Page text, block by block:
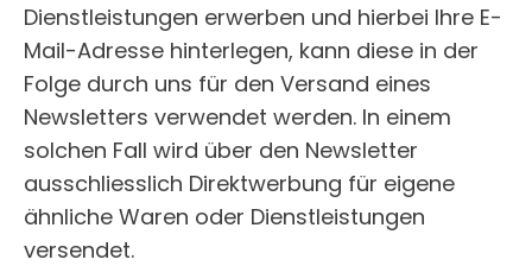
Dienstleistungen erwerben und hierbei Ihre E-
Mail-Adresse hinterlegen, kann diese in der
Folge durch uns für den Versand eines
Newsletters verwendet werden. In einem
solchen Fall wird über den Newsletter
ausschliesslich Direktwerbung für eigene
ähnliche Waren oder Dienstleistungen
versendet.